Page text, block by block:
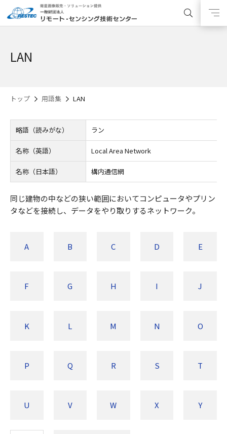
LAN
トップ 用語集 LAN
略語（読みがな） ラン
名称（英語） Local Area Network
名称（日本語） 構内通信網
同じ建物の中などの狭い範囲においてコンピュータやプリン
タなどを接続し、データをやり取りするネットワーク。
A B C D E
F G H I J
K L M N O
P Q R S T
U V W X Y